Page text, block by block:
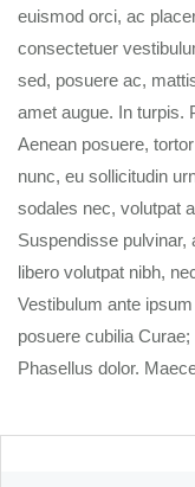
euismod orci, ac
consectetuer
sed, posuere ac,
amet augue. In turpis.
Aenean posuere,
nunc, eu sollicitudin
sodales nec, volutpat
Suspendisse
libero volutpat nibh,
Vestibulum ante
posuere cubilia
Phasellus dolor.